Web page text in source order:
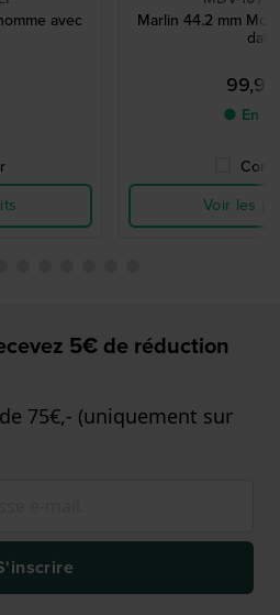
avec
Marlin 44.2 mm
date
● En
Voir les
5€ de réduction
75€,- (uniquement sur